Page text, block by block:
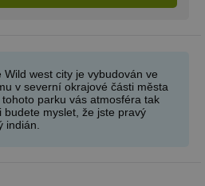
west city je vybudován ve
v severní okrajové části města
parku vás atmosféra tak
budete myslet, že jste pravý
indián.